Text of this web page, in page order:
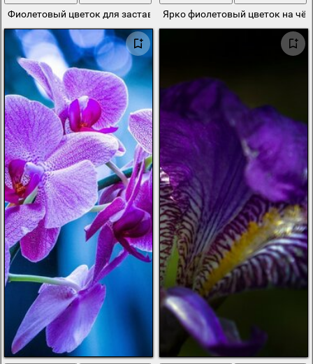
Фиолетовый цветок для заставкиЯрко фиолетовый цветок на